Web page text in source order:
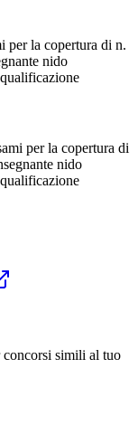
per la copertura di n.
nido
per la copertura di
nido
simili al tuo